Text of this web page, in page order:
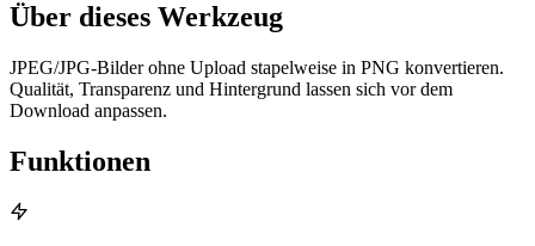
Über dieses Werkzeug
JPEG/JPG-Bilder ohne Upload stapelweise in PNG konvertieren.
Qualität, Transparenz und Hintergrund lassen sich vor dem
Download anpassen.
Funktionen